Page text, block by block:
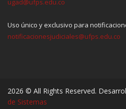
Uso único y exclusivo para
notificacionesjudiciales@ufps.edu.co
2026 © All Rights Reserved.
de Sistemas